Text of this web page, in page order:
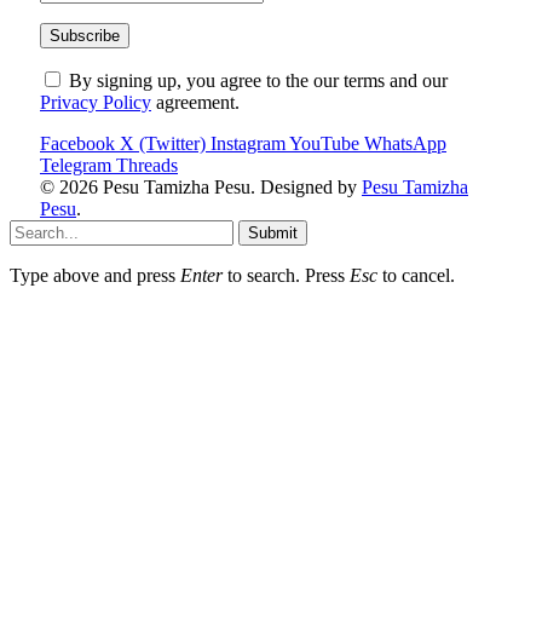
By signing up, you agree to the our terms and our
Privacy Policy agreement.
Facebook X (Twitter) InstagramYouTube WhatsApp
Telegram Threads
© 2026 Pesu Tamizha Pesu. Designed by Pesu Tamizha
Pesu.
Submit
Type above and press Enterto search. Press Esc to cancel.